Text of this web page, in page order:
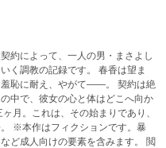
約によって、一人の男・まさよし
く調教の記録です。 春香は望ま
羞恥に耐え、やがて――。 契約は絶
中で、彼女の心と体はどこへ向か
月。これは、その始まりであり、
※本作はフィクションです。暴
ど成人向けの要素を含みます。 閲